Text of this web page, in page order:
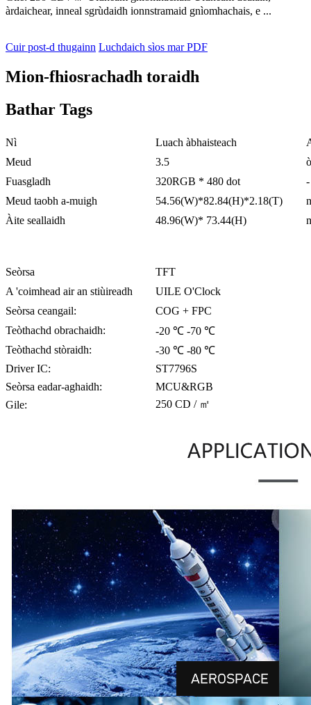
àrdaichear, inneal sgrùdaidh ionnstramaid gnìomhachais, e ...
Cuir post-d thugainn Luchdaich sìos mar PDF
Mion-fhiosrachadh toraidh
Bathar Tags
Nì Luach àbhaisteach
Meud
3.5
Fuasgladh
320RGB * 480 dot
-
Meud taobh a-muigh
54.56(W)*82.84(H)*2.18(T)
Àite seallaidh
48.96(W)* 73.44(H)
Seòrsa
TFT
A 'coimhead air an stiùireadh
UILE O'Clock
Seòrsa ceangail:
COG + FPC
Teòthachd obrachaidh:
-20 ℃ -70 ℃
Teòthachd stòraidh:
-30 ℃ -80 ℃
Driver IC:
ST7796S
Seòrsa eadar-aghaidh:
MCU&RGB
Gile:
250 CD / ㎡